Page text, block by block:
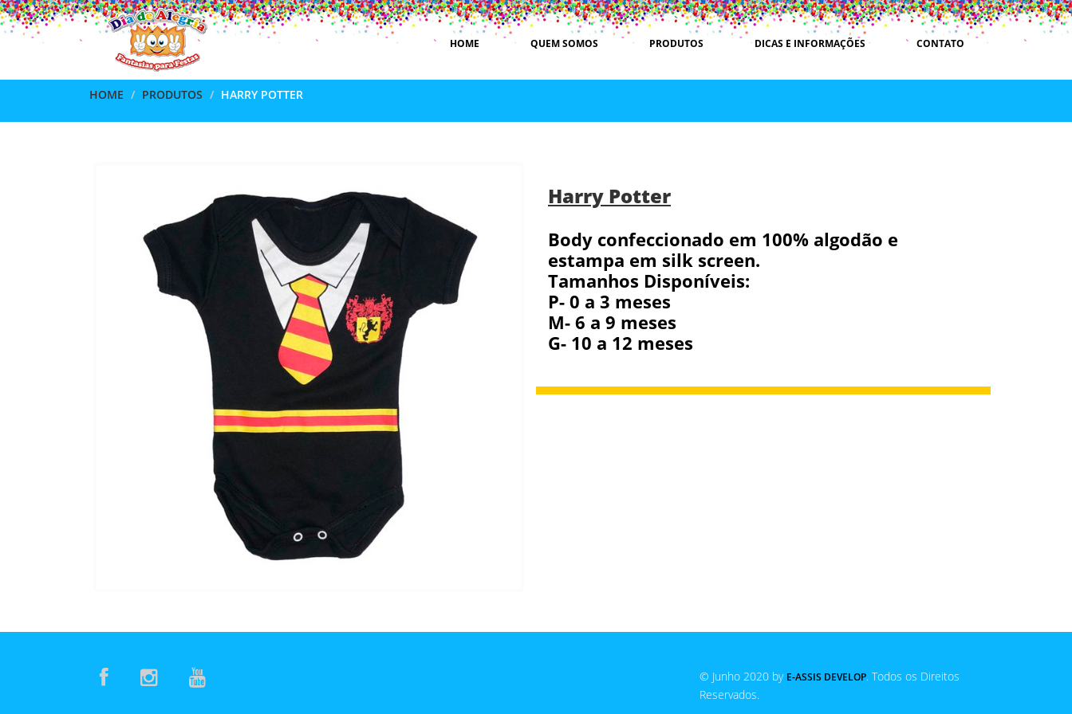
HOME QUEM SOMOS PRODUTOS DICAS E INFORMAÇÕES CONTATO
HOME PRODUTOS HARRY POTTER
Harry Potter
Body confeccionado em 100% algodão e
estampa em silk screen.
Tamanhos Disponíveis:
P- 0 a 3 meses
M- 6 a 9 meses
G- 10 a 12 meses
© Junho 2020 by E-ASSIS DEVELOP. Todos os Direitos
Reservados.